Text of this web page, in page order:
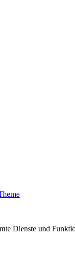
Dienste und